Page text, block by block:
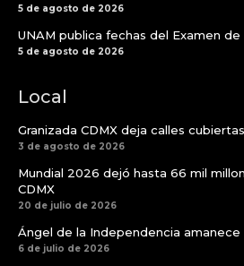
5 de agosto de 2026
UNAM publica fechas del Examen
5 de agosto de 2026
Local
Granizada CDMX deja calles
3 de agosto de 2026
Mundial 2026 dejó hasta 66 mil
CDMX
20 de julio de 2026
Ángel de la Independencia amanece
6 de julio de 2026